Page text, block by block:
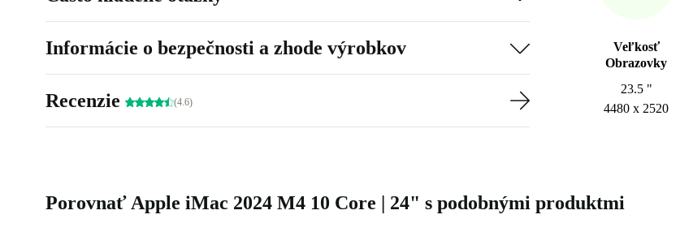
Veľkosť
Obrazovky
23.5 "
4480 x 2520
Informácie o bezpečnosti a zhode výrobkov
Recenzie (4.6)
Porovnať Apple iMac 2024 M4 10 Core | 24" s podobnými produktmi